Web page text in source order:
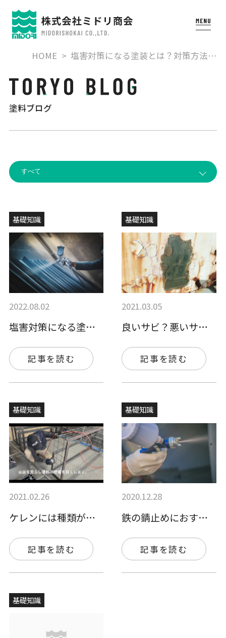
HOME 塩害対策になる塗装とは？対策方法…
塗料ブログ
基礎知識
2022.08.02
塩害対策になる塗装とは？対策方法やおすす…
記事を読む
基礎知識
2021.03.05
良いサビ？悪いサビ？
記事を読む
基礎知識
2021.02.26
ケレンには種類がある？1種ケレン、2種ケ…
記事を読む
基礎知識
2020.12.28
鉄の錆止めにおすすめの塗料をご紹介します…
記事を読む
基礎知識